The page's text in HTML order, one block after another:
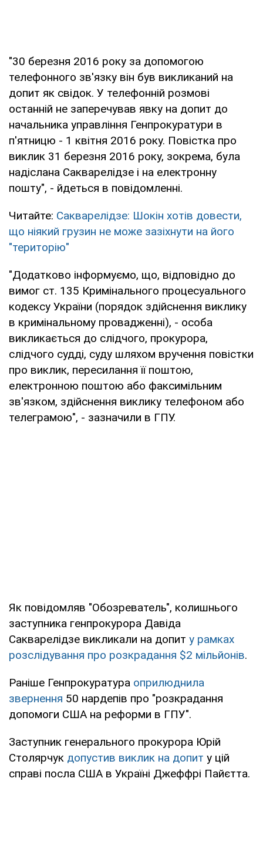
"30 березня 2016 року за допомогою
телефонного зв'язку він був викликаний на
допит як свідок. У телефонній розмові
останній не заперечував явку на допит до
начальника управління Генпрокуратури в
п'ятницю - 1 квітня 2016 року. Повістка про
виклик 31 березня 2016 року, зокрема, була
надіслана Сакварелідзе і на електронну
пошту", - йдеться в повідомленні.
Читайте: Сакварелідзе: Шокін хотів довести,
що ніякий грузин не може зазіхнути на його
"територію"
"Додатково інформуємо, що, відповідно до
вимог ст. 135 Кримінального процесуального
кодексу України (порядок здійснення виклику
в кримінальному провадженні), - особа
викликається до слідчого, прокурора,
слідчого судді, суду шляхом вручення повістки
про виклик, пересилання її поштою,
електронною поштою або факсимільним
зв'язком, здійснення виклику телефоном або
телеграмою", - зазначили в ГПУ.
Як повідомляв "Обозреватель", колишнього
заступника генпрокурора Давіда
Сакварелідзе викликали на допит у рамках
розслідування про розкрадання $2 мільйонів.
Раніше Генпрокуратура оприлюднила
звернення 50 нардепів про "розкрадання
допомоги США на реформи в ГПУ".
Заступник генерального прокурора Юрій
Столярчук допустив виклик на допит у цій
справі посла США в Україні Джеффрі Пайєтта.